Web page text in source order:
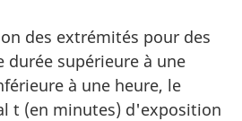
des extrémités pour des
durée supérieure à une
à une heure, le
t (en minutes) d'exposition